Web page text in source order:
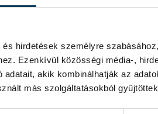
hirdetések személyre
Ezenkívül közösségi média-,
adatait, akik kombinálhatják az
más szolgáltatásokból
„Nem vagyunk és nem
Újabb jelét adta Veszprém annak,
döntéshozók, intézményvezetők és a
irányítói az utóbbi időszakban már
Habár 2025 még bőven tartalmaz
stratégia, hogy Veszprém az idei évben
már létezik. Mindez szombaton a város
újévköszöntő ünnepségén is